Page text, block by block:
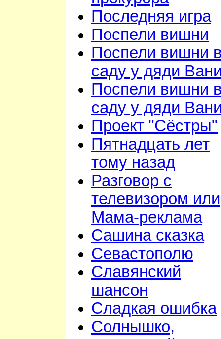
Последняя игра
Поспели вишни
Поспели вишни
саду у дяди
Поспели вишни
саду у дяди
Проект "Сёстры"
Пятнадцать лет
тому назад
Разговор с
телевизором или
Мама-реклама
Сашина сказка
Севастополю
Славянский
шансон
Сладкая ошибка
Солнышко,